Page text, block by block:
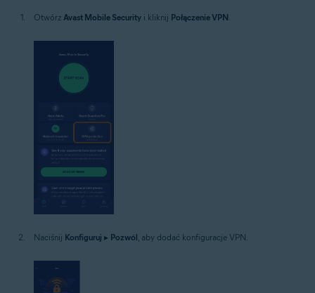
Otwórz Avast Mobile Security i kliknij Połączenie VPN.
Naciśnij Konfiguruj ▸ Pozwól , aby dodać konfiguracje VPN.